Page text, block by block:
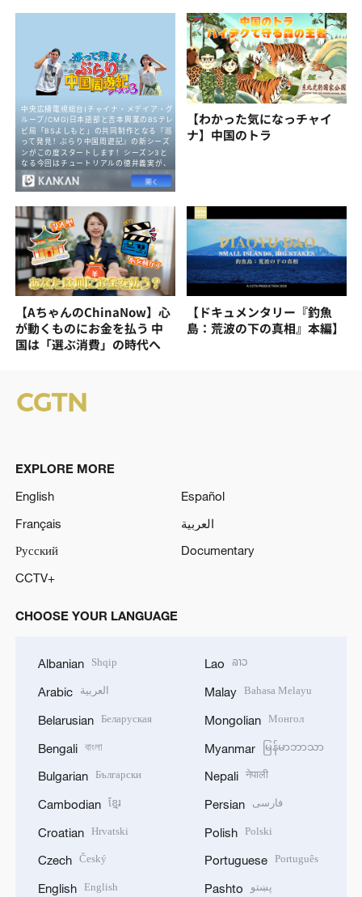
【わかった気になっチャイ
ナ】中国のトラ
【AちゃんのChinaNow】心
が動くものにお金を払う 中
国は「選ぶ消費」の時代へ
【ドキュメンタリー『釣魚
島：荒波の下の真相』本編】
EXPLORE MORE
English
Español
Français
العربية
Русский
Documentary
CCTV+
CHOOSE YOUR LANGUAGE
Albanian Shqip
Arabic العربية
Belarusian Беларуская
Bengali বাংলা
Bulgarian Български
Cambodian ខ្មែរ
Croatian Hrvatski
Czech Český
English English
Lao ລາວ
Malay Bahasa Melayu
Mongolian Монгол
Myanmar မြန်မာဘာသာ
Nepali नेपाली
Persian فارسی
Polish Polski
Portuguese Português
Pashto پښتو